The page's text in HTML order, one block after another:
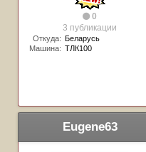
0
3 публикации
Откуда: Беларусь
Машина: ТЛК100
Eugene63